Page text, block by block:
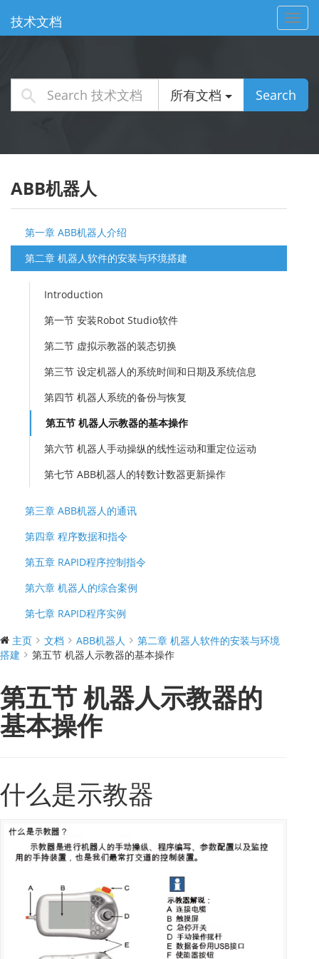
技术文档
所有文档 Search
ABB机器人
第一章 ABB机器人介绍
第二章 机器人软件的安装与环境搭建
Introduction
第一节 安装Robot Studio软件
第二节 虚拟示教器的装态切换
第三节 设定机器人的系统时间和日期及系统信息
第四节 机器人系统的备份与恢复
第五节 机器人示教器的基本操作
第六节 机器人手动操纵的线性运动和重定位运动
第七节 ABB机器人的转数计数器更新操作
第三章 ABB机器人的通讯
第四章 程序数据和指令
第五章 RAPID程序控制指令
第六章 机器人的综合案例
第七章 RAPID程序实例
主页
文档 ABB机器人
第二章 机器人软件的安装与环境
搭建
第五节 机器人示教器的基本操作
第五节 机器人示教器的
基本操作
什么是示教器